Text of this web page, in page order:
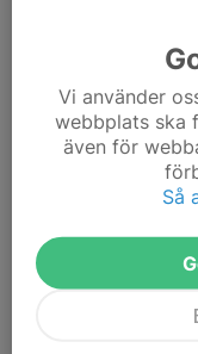
Vi använder
webbplats ska
även för
Så